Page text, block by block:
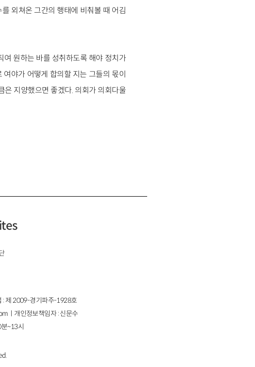
외쳐온 그간의 행태에 비춰볼 때 어김
여 원하는 바를 성취하도록 해야 정치가
야가 어떻게 합의할 지는 그들의 몫이
은 지양했으면 좋겠다. 의회가 의회다울
: 제 2009-경기파주-1928호
ㅣ개인정보책임자 : 신문수
~13시